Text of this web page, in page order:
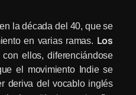
la década del 40, que se
en varias ramas. Los
ellos, diferenciándose
el movimiento Indie se
deriva del vocablo inglés